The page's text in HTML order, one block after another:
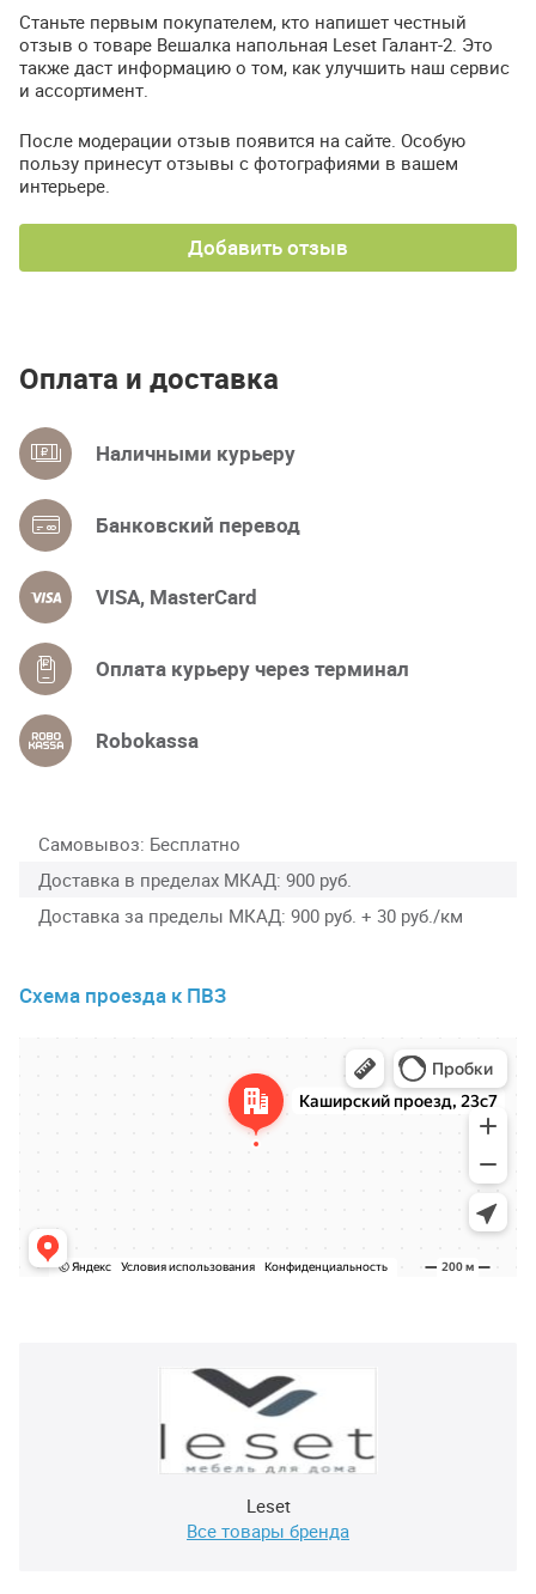
Станьте первым покупателем, кто напишет честный
отзыв о товаре Вешалка напольная Leset Галант-2. Это
также даст информацию о том, как улучшить наш сервис
и ассортимент.
После модерации отзыв появится на сайте. Особую
пользу принесут отзывы с фотографиями в вашем
интерьере.
Добавить отзыв
Оплата и доставка
Наличными курьеру
Банковский перевод
VISA, MasterCard
Оплата курьеру через терминал
Robokassa
Самовывоз Бесплатно
Доставка в пределах МКАД 900 руб.
Доставка за пределы МКАД 900 руб. + 30 руб./км
Схема проезда к ПВЗ
Leset
Все товары бренда